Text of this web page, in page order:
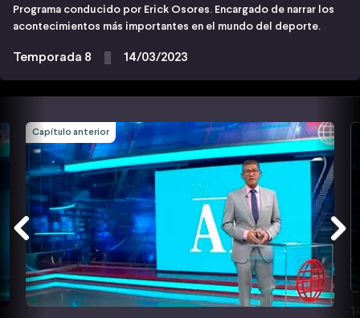
Programa conducido por Erick Osores. Encargado de narrar los
acontecimientos más importantes en el mundo del deporte.
Temporada 8 14/03/2023
Capítulo anterior